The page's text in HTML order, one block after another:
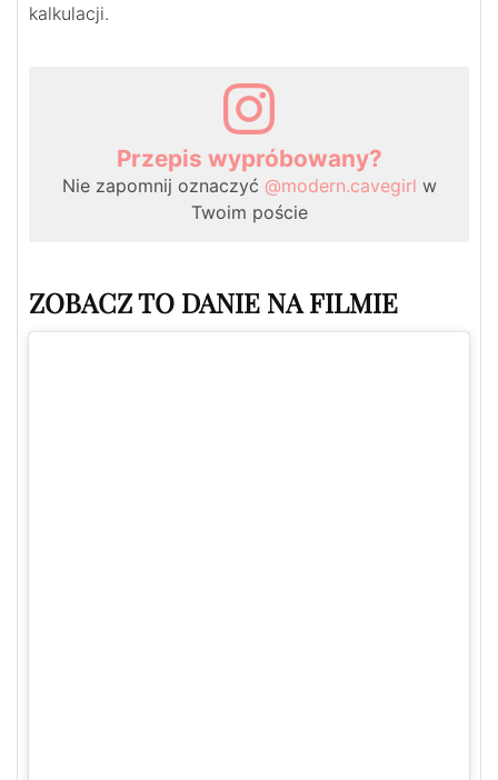
kalkulacji.
Przepis wypróbowany?
Nie zapomnij oznaczyć @modern.cavegirl w
Twoim poście
ZOBACZ TO DANIE NA FILMIE